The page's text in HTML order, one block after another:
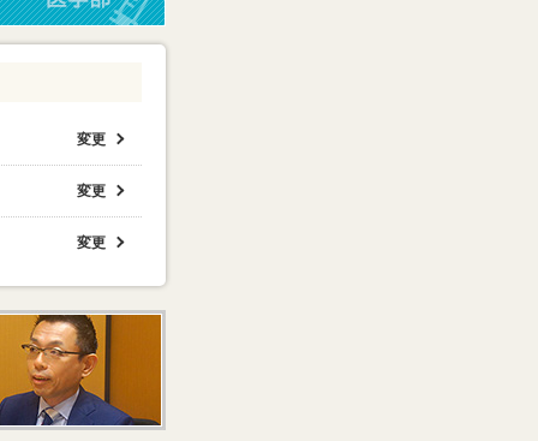
変更
変更
変更